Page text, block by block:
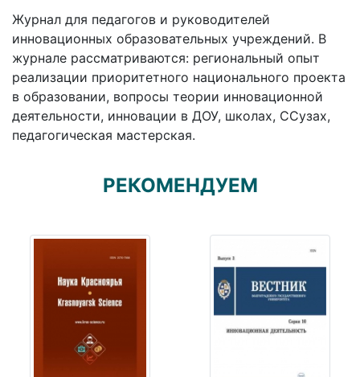
Журнал для педагогов и руководителей
инновационных образовательных учреждений. В
журнале рассматриваются: региональный опыт
реализации приоритетного национального проекта
в образовании, вопросы теории инновационной
деятельности, инновации в ДОУ, школах, ССузах,
педагогическая мастерская.
РЕКОМЕНДУЕМ